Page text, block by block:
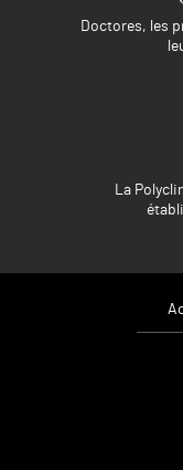
Doctores, les
La